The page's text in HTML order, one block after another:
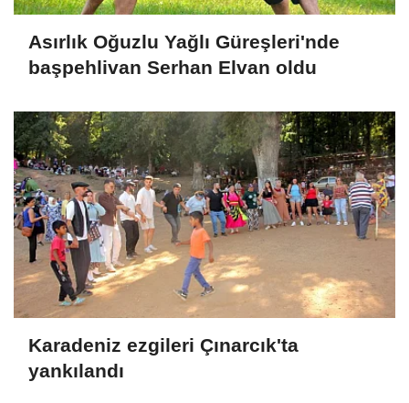
Asırlık Oğuzlu Yağlı Güreşleri'nde
başpehlivan Serhan Elvan oldu
Karadeniz ezgileri Çınarcık'ta
yankılandı